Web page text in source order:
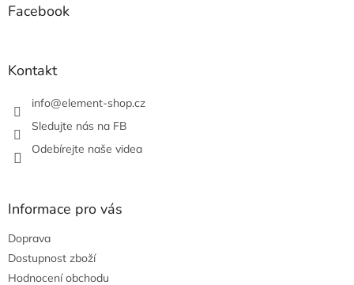
Facebook
Kontakt
info@element-shop.cz
Sledujte nás na FB
Odebírejte naše videa
Informace pro vás
Doprava
Dostupnost zboží
Hodnocení obchodu